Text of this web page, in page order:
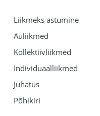
Liikmeks astumine
Auliikmed
Kollektiivliikmed
Individuaalliikmed
Juhatus
Põhikiri